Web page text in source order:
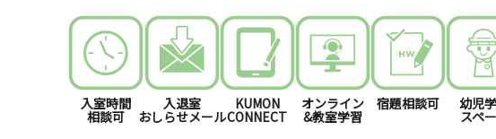
入室時間
相談可
入退室
おしらせメール
KUMON
CONNECT
オンライン
&教室学習
宿題相談可 幼児
スペ